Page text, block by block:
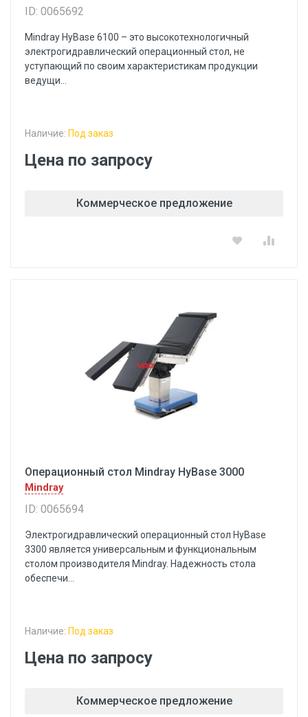
ID: 0065692
Mindray HyBase 6100 – это высокотехнологичный
электрогидравлический операционный стол, не
уступающий по своим характеристикам продукции
ведущи...
Наличие: Под заказ
Цена по запросу
Коммерческое предложение
Операционный стол Mindray HyBase 3000
Mindray
ID: 0065694
Электрогидравлический операционный стол HyBase
3300 является универсальным и функциональным
столом производителя Mindray. Надежность стола
обеспечи...
Наличие: Под заказ
Цена по запросу
Коммерческое предложение